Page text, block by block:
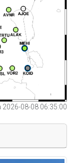
08-08 06:35:00